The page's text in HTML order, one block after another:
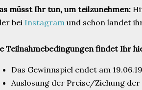
müsst Ihr tun, um teilzunehmen:
bei Instagram und schon landet
Teilnahmebedingungen findet Ihr
Das Gewinnspiel endet am
Auslosung der Preise/Ziehung der